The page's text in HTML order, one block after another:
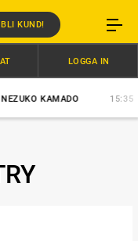
BLI KUND!
KAMADO 15:35
LOGGA IN